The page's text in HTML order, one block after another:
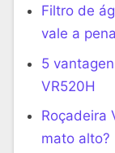
Filtro de
vale a
5
VR520H
Roçadeira
mato alto?